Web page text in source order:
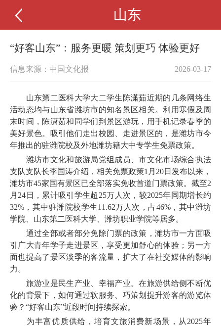
山东
“好客山东”：服务更暖 策划更巧 体验更好
信息来源：中国文化报 2026-03-17
山东第二医科大学大二学生陈潇茹近期的几条网络生
活动态均与山东省潍坊市的知名景区相关。利用寒假及周
末时间，陈潇茹和同学们到景区游玩，用手机记录春季的
美好景色。吸引他们走出校园、走进景区的，是潍坊市今
年推出的驻潍院校及外地潍坊籍大中专学生免票政策。
潍坊市文化和旅游局党组成员、市文化市场综合执法
支队支队长李国涛介绍，相关免票政策1月20日发布以来，
潍坊市45家国有景区已全部落实免收首道门票政策。截至2
月24日，累计吸引学生超25万人次，较2025年同期增长约
32%，其中驻潍院校学生11.62万人次，占46%，其中潍坊
学院、山东第二医科大学、潍坊职业学院等居多。
通过全部或者部分免除门票的政策，潍坊市一方面吸
引广大青年学子走进景区，享受更加舒心的体验；另一方
面也提高了景区淡季的客流量，扩大了在社交媒体的影响
力。
旅游业是民生产业、幸福产业。在旅游供给侧不断优
化的背景下，如何通过软服务、巧策划提升游客的游览体
验？“好客山东”近段时间持续探索。
为丰富优质供给，培育文旅消费新场景，从2025年